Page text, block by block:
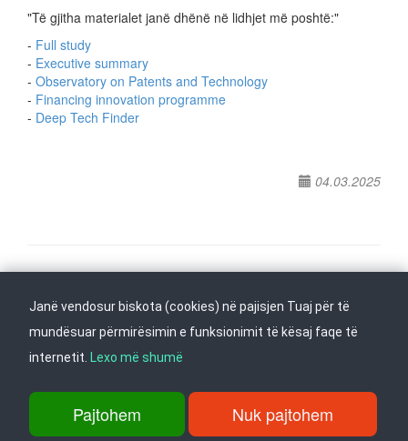
"Të gjitha materialet janë dhënë në lidhjet më poshtë:"
- Full study
- Executive summary
- Observatory on Patents and Technology
- Financing innovation programme
- Deep Tech Finder
04.03.2025
Kthehu në fillim Na ndiqni në
rr. Dame Gruev 14, Garazha në kate Beko, kati i 1-rë, 1000 Shkup, Tel:
+389 2 3103 601 (641), Faks: +389 2 3137 149 |info@ippo.gov.mk
©2026. ·Privacy·Terms
Janë vendosur biskota (cookies) në pajisjen Tuaj për të
mundësuar përmirësimin e funksionimit të kësaj faqe të
internetit. Lexo më shumë
Pajtohem Nuk pajtohem